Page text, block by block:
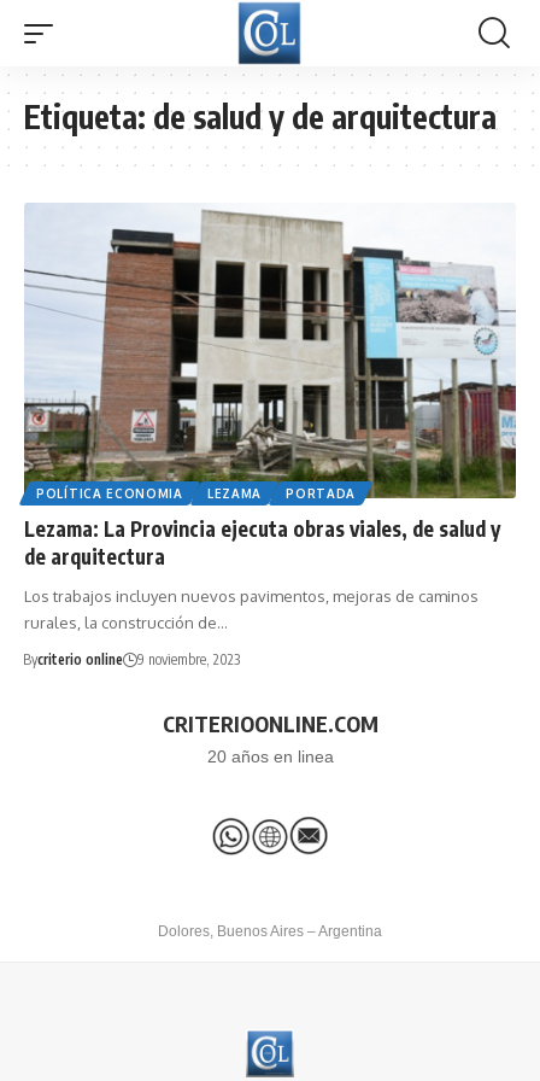
Etiqueta:de salud y de arquitectura
POLÍTICA ECONOMIA LEZAMA PORTADA
Lezama: La Provincia ejecuta obras viales, de salud y
de arquitectura
Los trabajos incluyen nuevos pavimentos, mejoras de caminos
rurales, la construcción de…
Bycriterio online 9 noviembre, 2023
CRITERIOONLINE.COM
20 años en linea
Dolores, Buenos Aires – Argentina